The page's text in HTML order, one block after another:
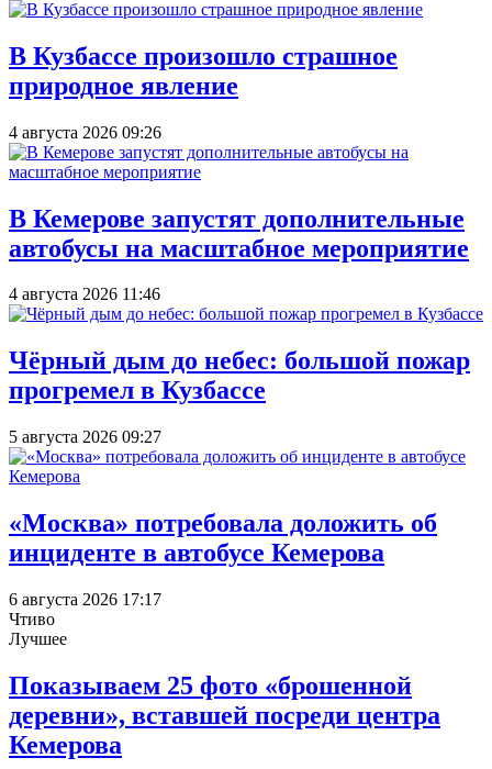
В Кузбассе произошло страшное
природное явление
4 августа 2026 09:26
В Кемерове запустят дополнительные
автобусы на масштабное мероприятие
4 августа 2026 11:46
Чёрный дым до небес: большой пожар
прогремел в Кузбассе
5 августа 2026 09:27
«Москва» потребовала доложить об
инциденте в автобусе Кемерова
6 августа 2026 17:17
Чтиво
Лучшее
Показываем 25 фото «брошенной
деревни», вставшей посреди центра
Кемерова